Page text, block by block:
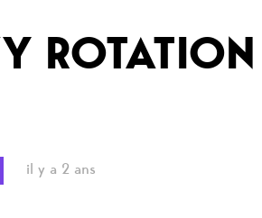
il y a 2 ans